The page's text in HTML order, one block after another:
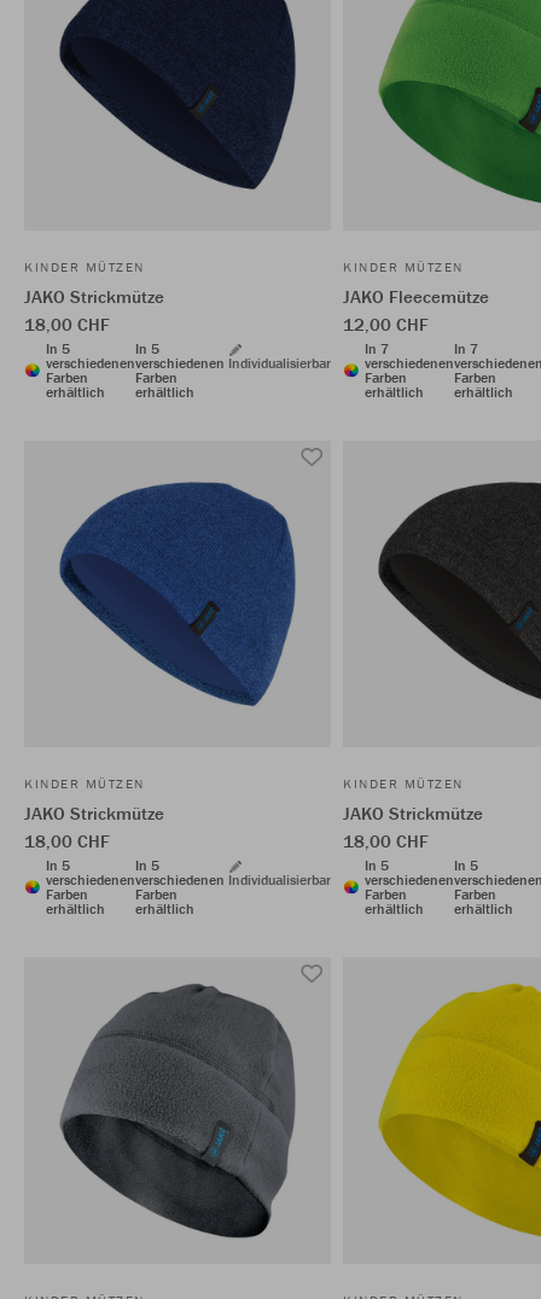
KINDER MÜTZEN
JAKO Strickmütze
18,00 CHF
In 5
verschiedenen
Farben
erhältlich
In 5
verschiedenen
Farben
erhältlich
Individualisierbar
KINDER MÜTZEN
JAKO Fleecemütze
12,00 CHF
In 7
verschiedenen
Farben
erhältlich
In 7
Farben
erhältlich
KINDER MÜTZEN
JAKO Strickmütze
18,00 CHF
In 5
verschiedenen
Farben
erhältlich
In 5
verschiedenen
Farben
erhältlich
Individualisierbar
KINDER MÜTZEN
JAKO Strickmütze
18,00 CHF
In 5
verschiedenen
Farben
erhältlich
In 5
Farben
erhältlich